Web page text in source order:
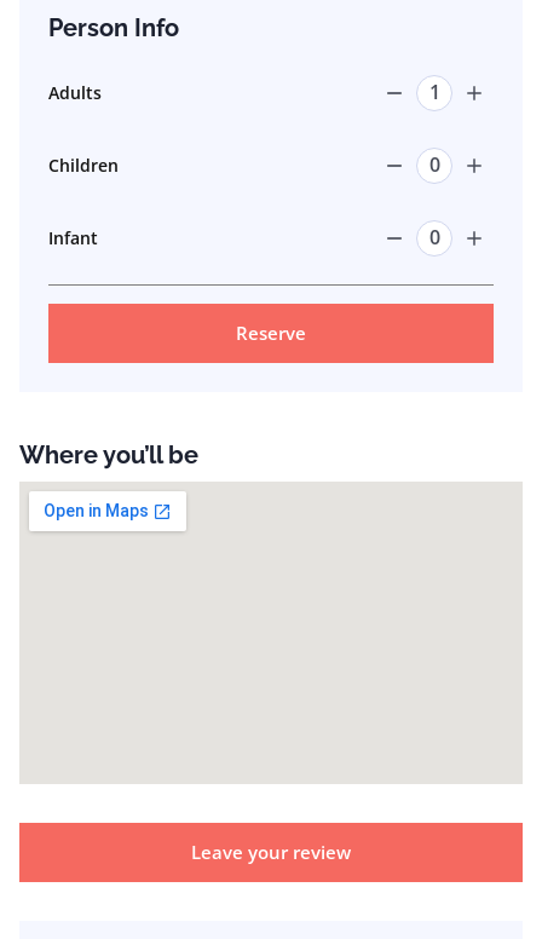
Person Info
Adults
Children
Infant
Reserve
Where you’ll be
Leave your review